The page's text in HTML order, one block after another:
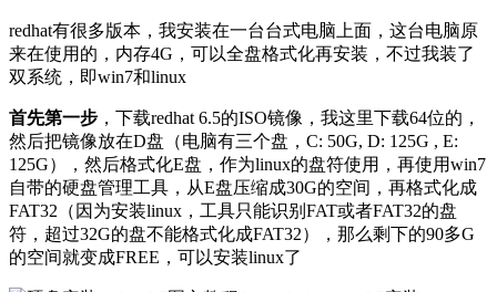
redhat有很多版本，我安装在一台台式电脑上面，这台电脑原
来在使用的，内存4G，可以全盘格式化再安装，不过我装了
双系统，即win7和linux
首先第一步 ，下载redhat 6.5的ISO镜像，我这里下载64位的，
然后把镜像放在D盘（电脑有三个盘，C: 50G, D: 125G , E:
125G），然后格式化E盘，作为linux的盘符使用，再使用win7
自带的硬盘管理工具，从E盘压缩成30G的空间，再格式化成
FAT32（因为安装linux，工具只能识别FAT或者FAT32的盘
符，超过32G的盘不能格式化成FAT32），那么剩下的90多G
的空间就变成FREE，可以安装linux了